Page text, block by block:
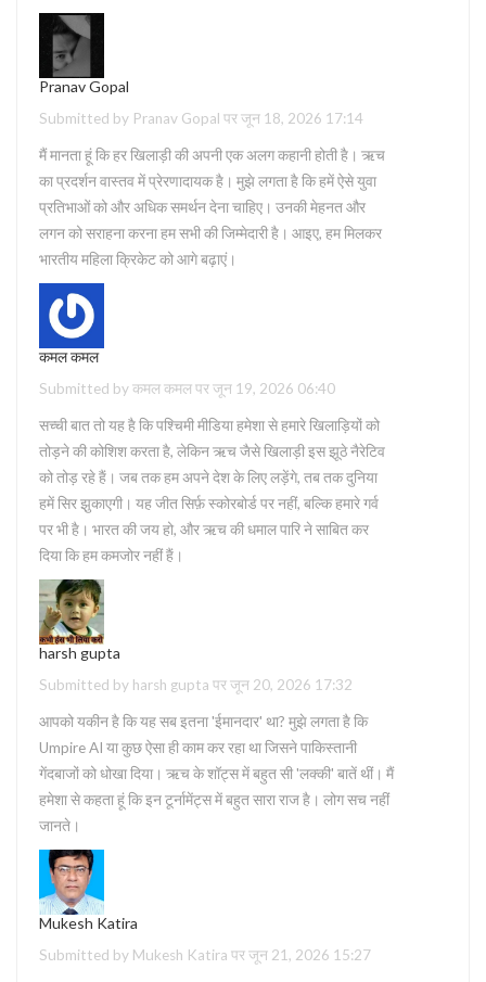
Pranav Gopal
Submitted by Pranav Gopal पर जून 18, 2026 17:14
मैं मानता हूं कि हर खिलाड़ी की अपनी एक अलग कहानी होती है। ऋच
का प्रदर्शन वास्तव में प्रेरणादायक है। मुझे लगता है कि हमें ऐसे युवा
प्रतिभाओं को और अधिक समर्थन देना चाहिए। उनकी मेहनत और
लगन को सराहना करना हम सभी की जिम्मेदारी है। आइए, हम मिलकर
भारतीय महिला क्रिकेट को आगे बढ़ाएं।
कमल कमल
Submitted by कमल कमल पर जून 19, 2026 06:40
सच्ची बात तो यह है कि पश्चिमी मीडिया हमेशा से हमारे खिलाड़ियों को
तोड़ने की कोशिश करता है, लेकिन ऋच जैसे खिलाड़ी इस झूठे नैरेटिव
को तोड़ रहे हैं। जब तक हम अपने देश के लिए लड़ेंगे, तब तक दुनिया
हमें सिर झुकाएगी। यह जीत सिर्फ़ स्कोरबोर्ड पर नहीं, बल्कि हमारे गर्व
पर भी है। भारत की जय हो, और ऋच की धमाल पारि ने साबित कर
दिया कि हम कमजोर नहीं हैं।
harsh gupta
Submitted by harsh gupta पर जून 20, 2026 17:32
आपको यकीन है कि यह सब इतना 'ईमानदार' था? मुझे लगता है कि
Umpire AI या कुछ ऐसा ही काम कर रहा था जिसने पाकिस्तानी
गेंदबाजों को धोखा दिया। ऋच के शॉट्स में बहुत सी 'लक्की' बातें थीं। मैं
हमेशा से कहता हूं कि इन टूर्नामेंट्स में बहुत सारा राज है। लोग सच नहीं
जानते।
Mukesh Katira
Submitted by Mukesh Katira पर जून 21, 2026 15:27